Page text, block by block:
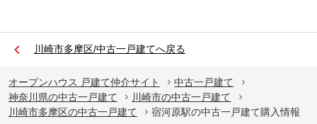
川崎市多摩区/中古一戸建てへ戻る
オープンハウス 戸建て仲介サイト
中古一戸建て
神奈川県の中古一戸建て
川崎市の中古一戸建て
川崎市多摩区の中古一戸建て
宿河原駅の中古一戸建て購入情報